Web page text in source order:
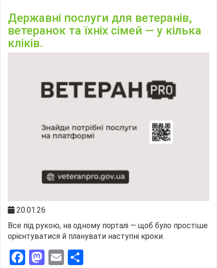
Державні послуги для ветеранів,
ветеранок та їхніх сімей — у кілька
кліків.
20.01.26
Все під рукою, на одному порталі — щоб було простіше
орієнтуватися й планувати наступні кроки.
Facebook
Mastodon
Email